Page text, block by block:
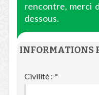
rencontre, merci
dessous.
INFORMATIONS
Civilité : *